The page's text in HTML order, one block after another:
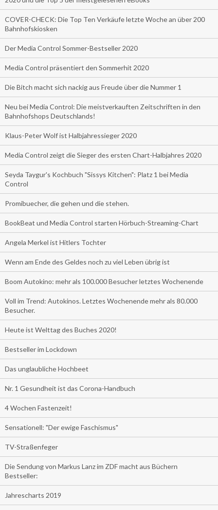
COVER-CHECK: Die Top Ten Verkäufe letzte Woche an über 200
Bahnhofskiosken
Der Media Control Sommer-Bestseller 2020
Media Control präsentiert den Sommerhit 2020
Die Bitch macht sich nackig aus Freude über die Nummer 1
Neu bei Media Control: Die meistverkauften Zeitschriften in den
Bahnhofshops Deutschlands!
Klaus-Peter Wolf ist Halbjahressieger 2020
Media Control zeigt die Sieger des ersten Chart-Halbjahres 2020
Seyda Taygur's Kochbuch "Sissys Kitchen": Platz 1 bei Media
Control
Promibuecher, die gehen und die stehen.
BookBeat und Media Control starten Hörbuch-Streaming-Chart
Angela Merkel ist Hitlers Tochter
Wenn am Ende des Geldes noch zu viel Leben übrig ist
Boom Autokino: mehr als 100.000 Besucher letztes Wochenende
Voll im Trend: Autokinos. Letztes Wochenende mehr als 80.000
Besucher.
Heute ist Welttag des Buches 2020!
Bestseller im Lockdown
Das unglaubliche Hochbeet
Nr. 1 Gesundheit ist das Corona-Handbuch
4 Wochen Fastenzeit!
Sensationell: "Der ewige Faschismus"
TV-Straßenfeger
Die Sendung von Markus Lanz im ZDF macht aus Büchern
Bestseller:
Jahrescharts 2019